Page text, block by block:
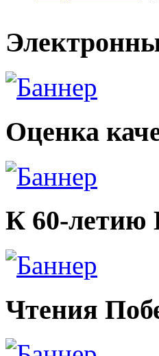
Оценка
К 60-
Чтения